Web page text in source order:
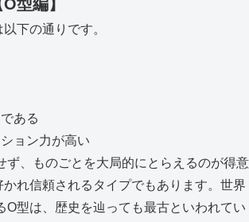
型編】
下の通りです。
ある
ョン力が高い
ず、ものごとを大局的にとらえるのが得意
れ信頼されるタイプでもあります。世界
O型は、歴史を辿っても最古といわれてい